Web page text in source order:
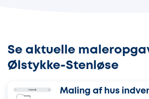
Se aktuelle
Ølstykke-Stenløse
Maling af hus